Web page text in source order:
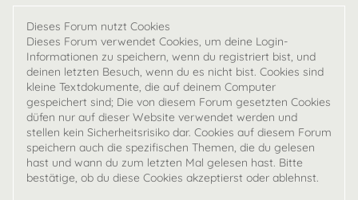
Dieses Forum nutzt Cookies
Dieses Forum verwendet Cookies, um deine Login-
Informationen zu speichern, wenn du registriert bist, und
deinen letzten Besuch, wenn du es nicht bist. Cookies sind
kleine Textdokumente, die auf deinem Computer
gespeichert sind; Die von diesem Forum gesetzten Cookies
düfen nur auf dieser Website verwendet werden und
stellen kein Sicherheitsrisiko dar. Cookies auf diesem Forum
speichern auch die spezifischen Themen, die du gelesen
hast und wann du zum letzten Mal gelesen hast. Bitte
bestätige, ob du diese Cookies akzeptierst oder ablehnst.